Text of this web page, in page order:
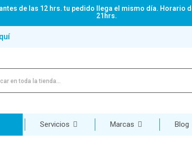
de las 12 hrs. tu pedido llega el mismo día. Horario
21hrs.
Servicios Marcas Blog